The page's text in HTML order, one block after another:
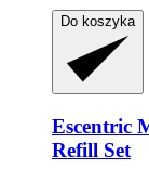
Do koszyka
Escentric
Refill Set